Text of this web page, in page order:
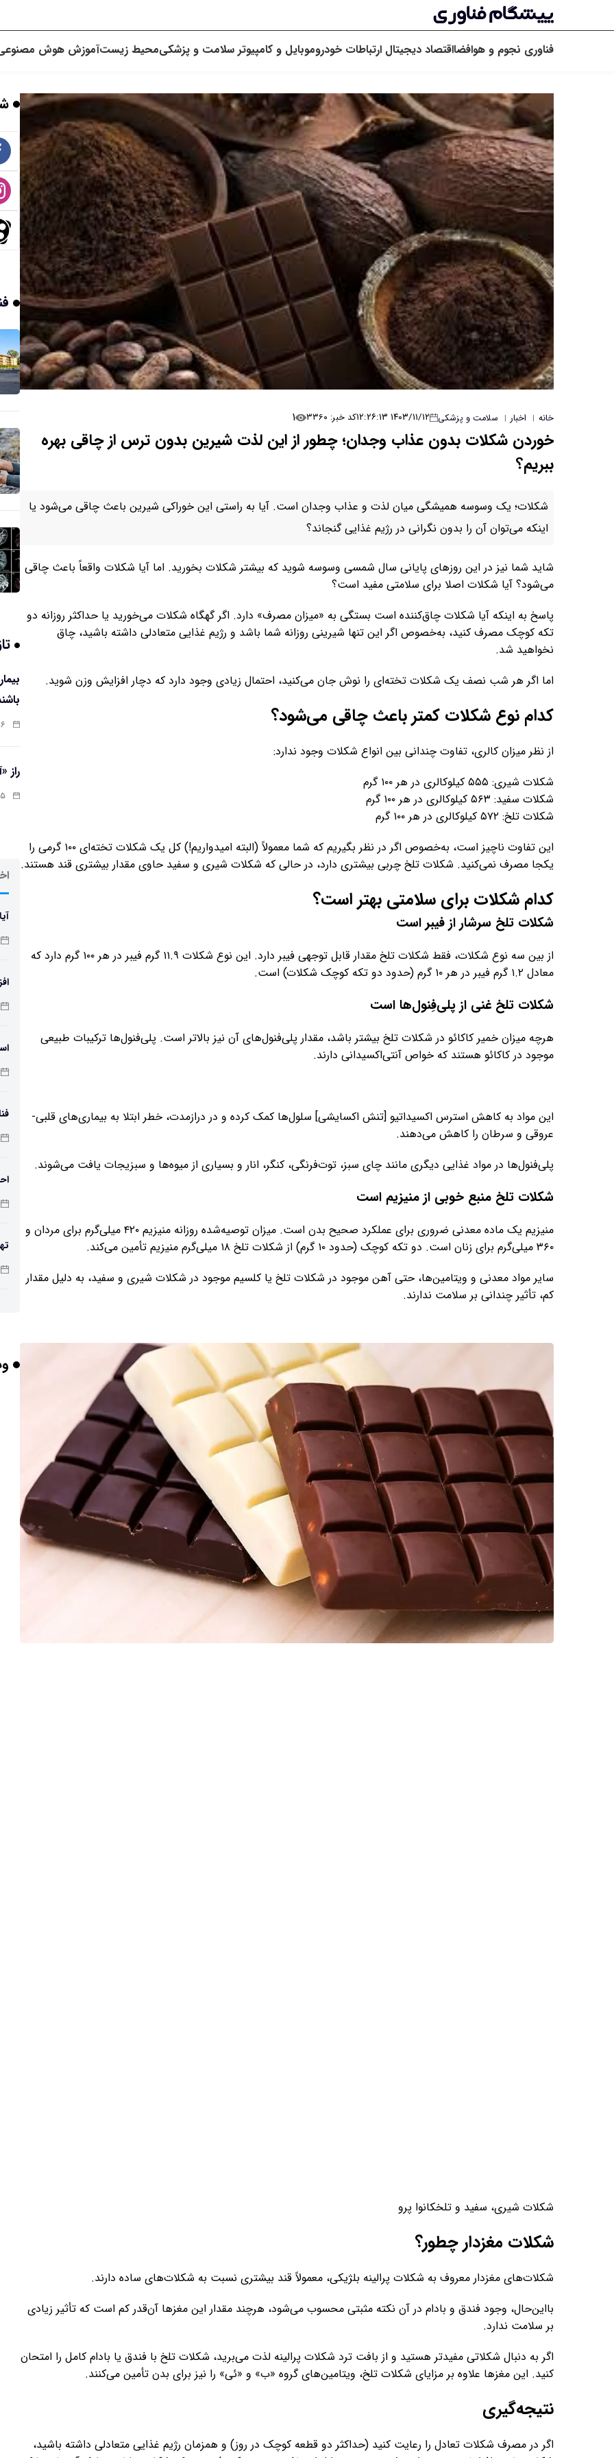
فناوری نجوم و هوافضااقتصاد دیجیتال ارتباطات خودروموبایل و کامپیوتر سلامت و پزشکیمحیط زیستآموزش هوش
خانه | اخبار | سلامت و پزشکی ۱۴۰۳/۱۱/۱۲ ۱۲:۲۶:۱۳ کد خبر: ۳۳۶۰ ۱
خوردن شکلات بدون عذاب وجدان؛ چطور از این لذت شیرین بدون ترس از چاقی بهره
ببریم؟
شکلات؛ یک وسوسه همیشگی میان لذت و عذاب وجدان است. آیا به راستی این خوراکی شیرین باعث چاقی می‌شود یا
اینکه می‌توان آن را بدون نگرانی در رژیم غذایی گنجاند؟
شاید شما نیز در این روزهای پایانی سال شمسی وسوسه شوید که بیشتر شکلات بخورید. اما آیا شکلات واقعاً باعث چاقی
می‌شود؟ آیا شکلات اصلا برای سلامتی مفید است؟
پاسخ به اینکه آیا شکلات چاق‌کننده است بستگی به «میزان مصرف» دارد. اگر گهگاه شکلات می‌خورید یا حداکثر روزانه دو
تکه کوچک مصرف کنید، به‌خصوص اگر این تنها شیرینی روزانه شما باشد و رژیم غذایی متعادلی داشته باشید، چاق
نخواهید شد.
اما اگر هر شب نصف یک شکلات تخته‌ای را نوش جان می‌کنید، احتمال زیادی وجود دارد که دچار افزایش وزن شوید.
کدام نوع شکلات کمتر باعث چاقی می‌شود؟
از نظر میزان کالری، تفاوت چندانی بین انواع شکلات وجود ندارد:
شکلات شیری: ۵۵۵ کیلوکالری در هر ۱۰۰ گرم
شکلات سفید: ۵۶۳ کیلوکالری در هر ۱۰۰ گرم
شکلات تلخ: ۵۷۲ کیلوکالری در هر ۱۰۰ گرم
این تفاوت ناچیز است، به‌خصوص اگر در نظر بگیریم که شما معمولاً (البته امیدواریم!) کل یک شکلات تخته‌ای ۱۰۰ گرمی را
یکجا مصرف نمی‌کنید. شکلات تلخ چربی بیشتری دارد، در حالی که شکلات شیری و سفید حاوی مقدار بیشتری قند هستند.
کدام شکلات برای سلامتی بهتر است؟
شکلات تلخ سرشار از فیبر است
از بین سه نوع شکلات، فقط شکلات تلخ مقدار قابل توجهی فیبر دارد. این نوع شکلات ۱۱.۹ گرم فیبر در هر ۱۰۰ گرم دارد که
معادل ۱.۲ گرم فیبر در هر ۱۰ گرم (حدود دو تکه کوچک شکلات) است.
شکلات تلخ غنی از پلی‌فِنول‌ها است
هرچه میزان خمیر کاکائو در شکلات تلخ بیشتر باشد، مقدار پلی‌فنول‌های آن نیز بالاتر است. پلی‌فنول‌ها ترکیبات طبیعی
موجود در کاکائو هستند که خواص آنتی‌اکسیدانی دارند.
این مواد به کاهش استرس اکسیداتیو [تنش اکسایشی] سلول‌ها کمک کرده و در درازمدت، خطر ابتلا به بیماری‌های قلبی-
عروقی و سرطان را کاهش می‌دهند.
پلی‌فنول‌ها در مواد غذایی دیگری مانند چای سبز، توت‌فرنگی، کنگر، انار و بسیاری از میوه‌ها و سبزیجات یافت می‌شوند.
شکلات تلخ منبع خوبی از منیزیم است
منیزیم یک ماده معدنی ضروری برای عملکرد صحیح بدن است. میزان توصیه‌شده روزانه منیزیم ۴۲۰ میلی‌گرم برای مردان و
۳۶۰ میلی‌گرم برای زنان است. دو تکه کوچک (حدود ۱۰ گرم) از شکلات تلخ ۱۸ میلی‌گرم منیزیم تأمین می‌کند.
سایر مواد معدنی و ویتامین‌ها، حتی آهن موجود در شکلات تلخ یا کلسیم موجود در شکلات شیری و سفید، به دلیل مقدار
کم، تأثیر چندانی بر سلامت ندارند.
شکلات شیری، سفید و تلخکانوا پرو
شکلات مغزدار چطور؟
شکلات‌های مغزدار معروف به شکلات پرالینه بلژیکی، معمولاً قند بیشتری نسبت به شکلات‌های ساده دارند.
بااین‌حال، وجود فندق و بادام در آن نکته مثبتی محسوب می‌شود، هرچند مقدار این مغزها آن‌قدر کم است که تأثیر زیادی
بر سلامت ندارد.
اگر به دنبال شکلاتی مفیدتر هستید و از بافت ترد شکلات پرالینه لذت می‌برید، شکلات تلخ با فندق یا بادام کامل را امتحان
کنید. این مغزها علاوه بر مزایای شکلات تلخ، ویتامین‌های گروه «ب» و «ئی» را نیز برای بدن تأمین می‌کنند.
نتیجه‌گیری
اگر در مصرف شکلات تعادل را رعایت کنید (حداکثر دو قطعه کوچک در روز) و همزمان رژیم غذایی متعادلی داشته باشید،
راز